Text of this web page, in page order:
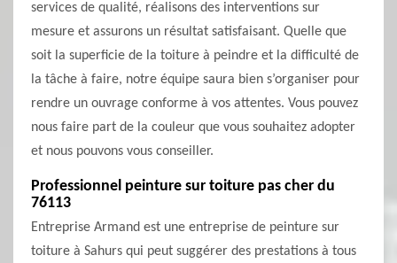
services de qualité, réalisons des interventions sur
mesure et assurons un résultat satisfaisant. Quelle que
soit la superficie de la toiture à peindre et la difficulté de
la tâche à faire, notre équipe saura bien s’organiser pour
rendre un ouvrage conforme à vos attentes. Vous pouvez
nous faire part de la couleur que vous souhaitez adopter
et nous pouvons vous conseiller.
Professionnel peinture sur toiture pas cher du
76113
Entreprise Armand est une entreprise de peinture sur
toiture à Sahurs qui peut suggérer des prestations à tous